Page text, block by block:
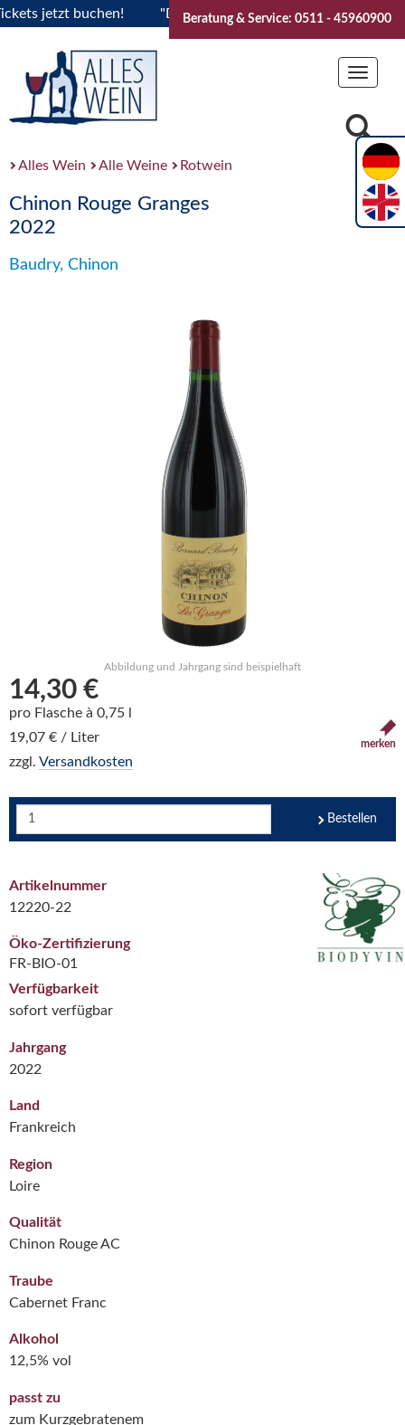
jetzt buchen! "Das Sommerfest 2026" Vive la
Beratung & Service: 0511 - 45960900
Toggle
Alles Wein Alle Weine Rotwein
Chinon Rouge Granges
2022
Baudry, Chinon
Abbildung und Jahrgang sind beispielhaft
14,30 €
pro Flasche à 0,75 l
19,07 € / Liter
zzgl. Versandkosten
merken
Bestellen
Artikelnummer
12220-22
Öko-Zertifizierung
FR-BIO-01
Verfügbarkeit
sofort verfügbar
Jahrgang
2022
Land
Frankreich
Region
Loire
Qualität
Chinon Rouge AC
Traube
Cabernet Franc
Alkohol
12,5% vol
passt zu
zum Kurzgebratenem